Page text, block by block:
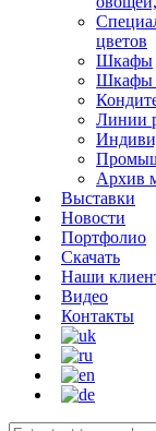
цветов
Шкафы
Шкафы
Линии
Архив
Выставки
Новости
Портфолио
Скачать
Наши
Видео
Контакты